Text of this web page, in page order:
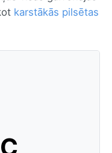
karstākās pilsētas